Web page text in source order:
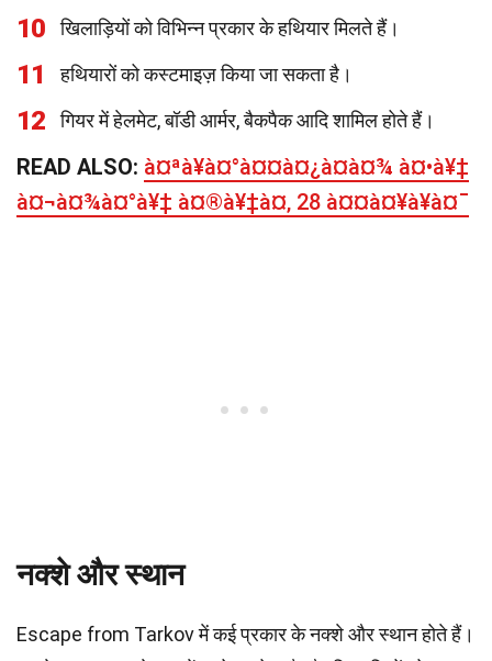
10 खिलाड़ियों को विभिन्न प्रकार के हथियार मिलते हैं।
11 हथियारों को कस्टमाइज़ किया जा सकता है।
12 गियर में हेलमेट, बॉडी आर्मर, बैकपैक आदि शामिल होते हैं।
READ ALSO: à¤ªà¥à¤°à¤¤à¤¿à¤­à¤¾ à¤•à¥‡
à¤¬à¤¾à¤°à¥‡ à¤®à¥‡à¤‚ 28 à¤¤à¤¥à¥à¤¯
नक्शे और स्थान
Escape from Tarkov में कई प्रकार के नक्शे और स्थान होते हैं।